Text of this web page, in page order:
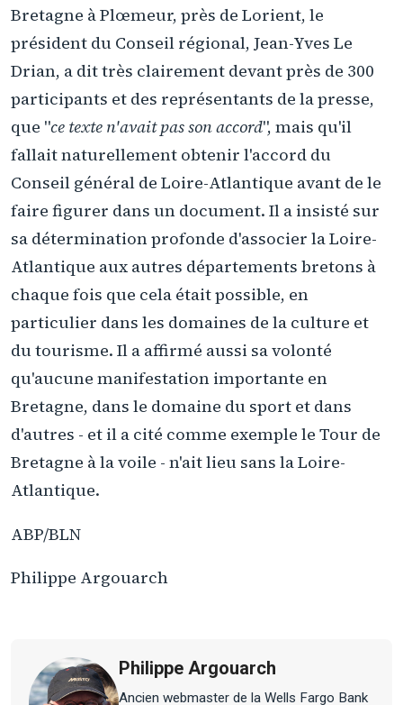
Bretagne à Plœmeur, près de Lorient, le
président du Conseil régional, Jean-Yves Le
Drian, a dit très clairement devant près de 300
participants et des représentants de la presse,
que "ce texte n'avait pas son accord", mais qu'il
fallait naturellement obtenir l'accord du
Conseil général de Loire-Atlantique avant de le
faire figurer dans un document. Il a insisté sur
sa détermination profonde d'associer la Loire-
Atlantique aux autres départements bretons à
chaque fois que cela était possible, en
particulier dans les domaines de la culture et
du tourisme. Il a affirmé aussi sa volonté
qu'aucune manifestation importante en
Bretagne, dans le domaine du sport et dans
d'autres - et il a cité comme exemple le Tour de
Bretagne à la voile - n'ait lieu sans la Loire-
Atlantique.
ABP/BLN
Philippe Argouarch
Philippe Argouarch
Ancien webmaster de la Wells Fargo Bank